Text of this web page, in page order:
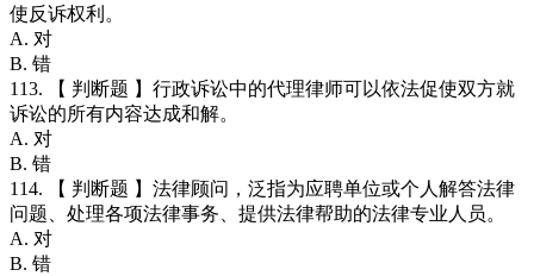
使反诉权利。
A. 对
B. 错
113. 【 判断题 】行政诉讼中的代理律师可以依法促使双方就
诉讼的所有内容达成和解。
A. 对
B. 错
114. 【 判断题 】法律顾问，泛指为应聘单位或个人解答法律
问题、处理各项法律事务、提供法律帮助的法律专业人员。
A. 对
B. 错